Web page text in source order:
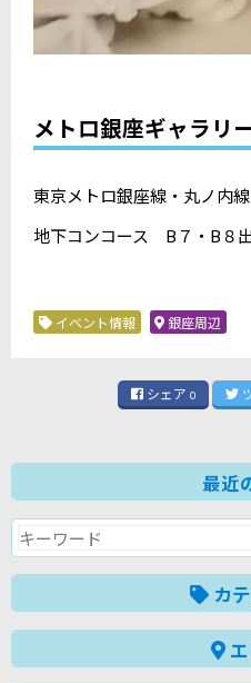
メトロ銀座ギャラリ
東京メトロ銀座線・丸ノ内
地下コンコース B７・B８
イベント情報 銀座周辺
シェア 0
最近
カ
エ